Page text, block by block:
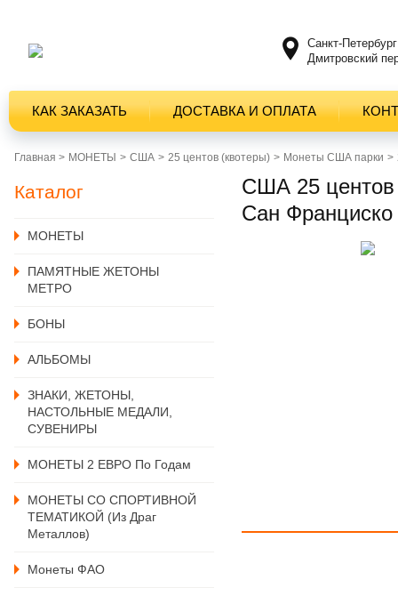
Санкт-Петербург
Дмитровский
КАК ЗАКАЗАТЬ ДОСТАВКА И ОПЛАТА
Главная > MОНЕТЫ США 25 центов (квотеры) Монеты США парки
Каталог
MОНЕТЫ
ПАМЯТНЫЕ ЖЕТОНЫ
МЕТРО
БОНЫ
АЛЬБОМЫ
ЗНАКИ, ЖЕТОНЫ,
НАСТОЛЬНЫЕ МЕДАЛИ,
СУВЕНИРЫ
МОНЕТЫ 2 ЕВРО По Годам
МОНЕТЫ СО СПОРТИВНОЙ
ТЕМАТИКОЙ (из Драг
Металлов)
Монеты ФАО
США 25 центов
Сан Франциско